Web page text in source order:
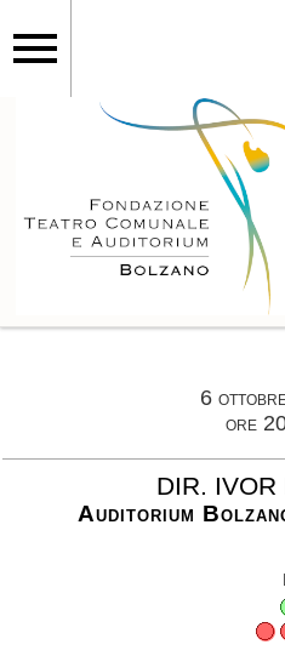
6
ore
DIR. IVOR
Auditorium